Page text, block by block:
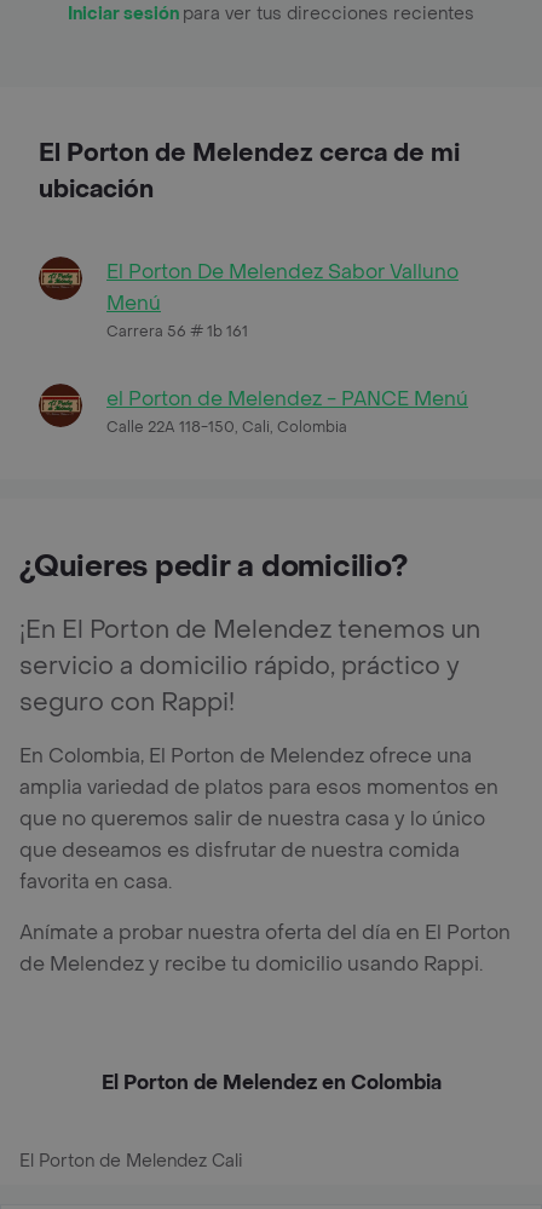
Iniciar sesión para ver tus direcciones recientes
El Porton de Melendez cerca de mi
ubicación
El Porton De Melendez Sabor Valluno
Menú
Carrera 56 # 1b 161
el Porton de Melendez - PANCE Menú
Calle 22A 118-150, Cali, Colombia
¿Quieres pedir a domicilio?
¡En El Porton de Melendez tenemos un
servicio a domicilio rápido, práctico y
seguro con Rappi!
En Colombia, El Porton de Melendez ofrece una
amplia variedad de platos para esos momentos en
que no queremos salir de nuestra casa y lo único
que deseamos es disfrutar de nuestra comida
favorita en casa.
Anímate a probar nuestra oferta del día en El Porton
de Melendez y recibe tu domicilio usando Rappi.
El Porton de Melendez en Colombia
El Porton de Melendez Cali